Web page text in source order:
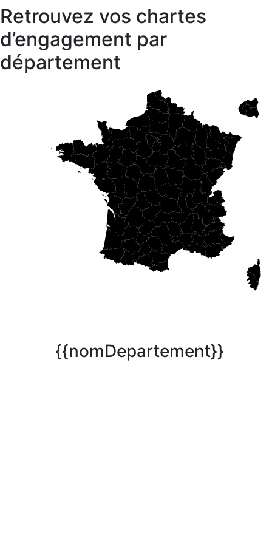
Retrouvez vos chartes
d’engagement par
département
{{nomDepartement}}